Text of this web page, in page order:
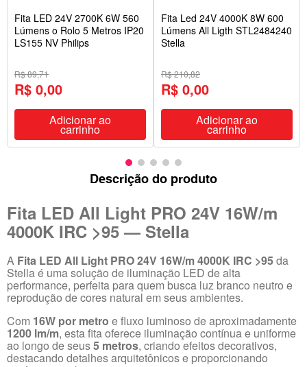
Fita LED 24V 2700K 6W 560
Lúmens o Rolo 5 Metros IP20
LS155 NV Philips
R$ 89,71
R$ 0,00
Adicionar ao
carrinho
Fita Led 24V 4000K 8W 600
Lúmens All Ligth STL2484240
Stella
R$ 210,82
R$ 0,00
Adicionar ao
carrinho
Descrição do produto
Fita LED All Light PRO 24V 16W/m
4000K IRC >95 — Stella
A Fita LED All Light PRO 24V 16W/m 4000K IRC >95da
Stella é uma solução de iluminação LED de alta
performance, perfeita para quem busca luz branco neutro e
reprodução de cores natural em seus ambientes.
Com 16W por metro e fluxo luminoso de aproximadamente
1200 lm/m, esta fita oferece iluminação contínua e uniforme
ao longo de seus5 metros, criando efeitos decorativos,
destacando detalhes arquitetônicos e proporcionando